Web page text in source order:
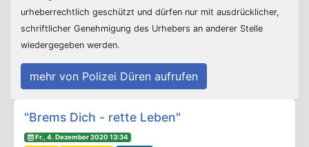
urheberrechtlich geschützt und dürfen nur mit ausdrücklicher,
schriftlicher Genehmigung des Urhebers an anderer Stelle
wiedergegeben werden.
mehr von Polizei Düren aufrufen
Beitrags-Navigation
"Brems Dich - rette Leben"
Fr., 4. Dezember 2020 13:34